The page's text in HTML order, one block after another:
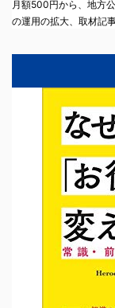
月額500円から、地方
の運用の拡大、取材記